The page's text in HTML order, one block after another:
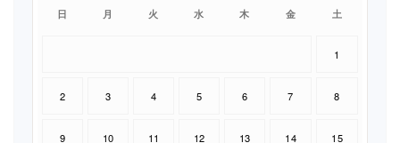
日 月 火 水 木 金 土
1
2 3 4 5 6 7 8
9 10 11 12 13 14 15